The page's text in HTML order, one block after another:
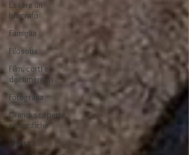
Essere un
biografo
Famiglia
Filosofia
Film, corti e
documentari
Fotografia
Grandi scoperte
scientifiche
Identità